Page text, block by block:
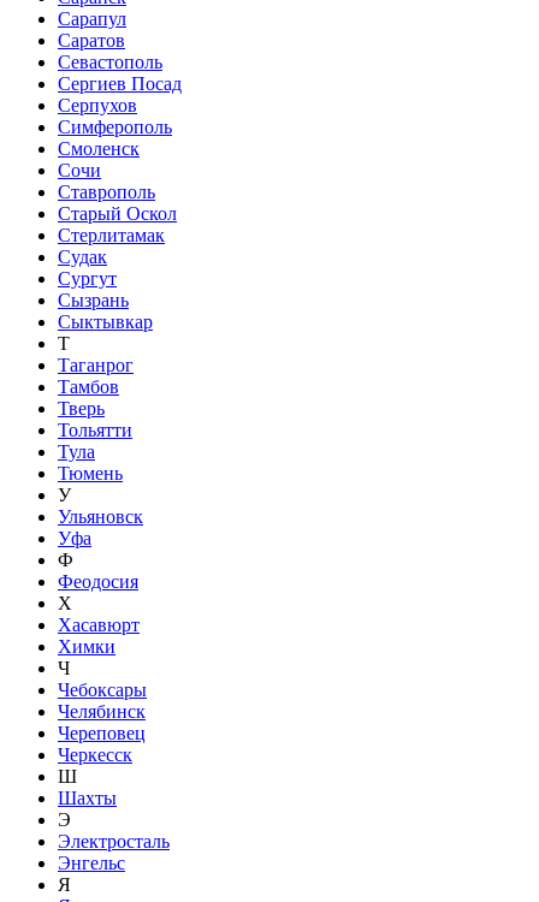
Сарапул
Саратов
Севастополь
Сергиев Посад
Серпухов
Симферополь
Смоленск
Сочи
Ставрополь
Старый Оскол
Стерлитамак
Судак
Сургут
Сызрань
Сыктывкар
Т
Таганрог
Тамбов
Тверь
Тольятти
Тула
Тюмень
У
Ульяновск
Уфа
Ф
Феодосия
Х
Хасавюрт
Химки
Ч
Чебоксары
Челябинск
Череповец
Черкесск
Ш
Шахты
Э
Электросталь
Энгельс
Я